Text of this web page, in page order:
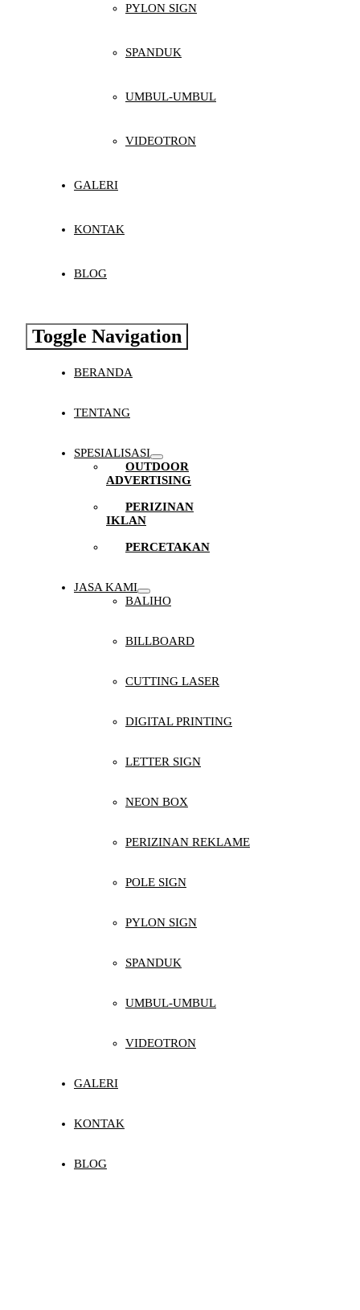
PYLON SIGN
SPANDUK
UMBUL-UMBUL
VIDEOTRON
GALERI
KONTAK
BLOG
Toggle Navigation
BERANDA
TENTANG
SPESIALISASI
OUTDOOR
ADVERTISING
PERIZINAN
IKLAN
PERCETAKAN
JASA KAMI
BALIHO
BILLBOARD
CUTTING LASER
DIGITAL PRINTING
LETTER SIGN
NEON BOX
PERIZINAN REKLAME
POLE SIGN
PYLON SIGN
SPANDUK
UMBUL-UMBUL
VIDEOTRON
GALERI
KONTAK
BLOG